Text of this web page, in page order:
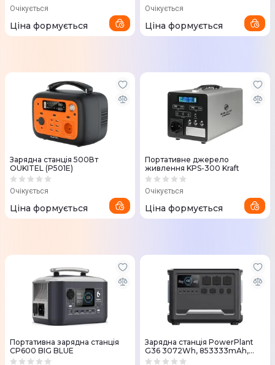
Очікується
Ціна формується
Очікується
Ціна формується
Зарядна станція 500Вт
OUKITEL (P501E)
Очікується
Ціна формується
Портативне джерело
живлення KPS-300 Kraft
Очікується
Ціна формується
Портативна зарядна станція
CP600 BIG BLUE
Зарядна станція PowerPlant
G36 3072Wh, 853333mAh,
3600W